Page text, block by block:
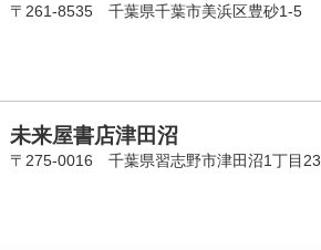
〒261-8535 千葉県千葉市美浜区豊砂1-5
未来屋書店津田沼
〒275-0016 千葉県習志野市津田沼1丁目